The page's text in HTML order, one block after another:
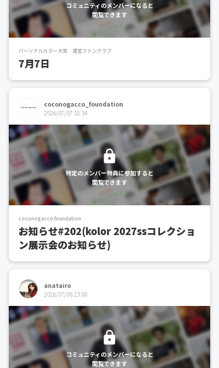
コミュニティのメンバーになると
閲覧できます
パーソナルカラー大宮 運営ファンクラブ
7月7日
coconogacco_foundation
2026/07/07 18:34
特定のメンバー特典に参加すると
閲覧できます
coconogacco foundation
お知らせ#202(kolor 2027ssコレクショ
ン展示会のお知らせ)
anatairo
2026/07/06 23:00
コミュニティのメンバーになると
閲覧できます